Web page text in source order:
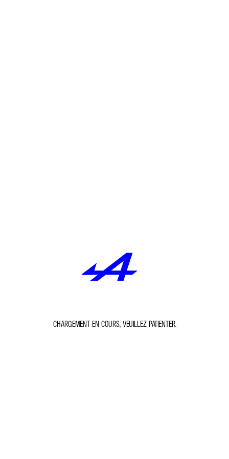
CHARGEMENT EN COURS, VEUILLEZ PATIENTER.